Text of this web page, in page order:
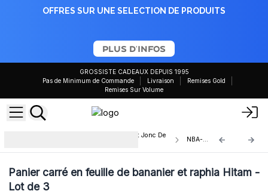
OFFRES SUR UNE SELECTION DE PRODUITS
PLUS D'INFOS
GROSSISTE CADEAUX DEPUIS 1995
Pas de Minimum de Commande
Livraison
Remises Gold
Remises Sur Volume
Panier Carré Feuille De Bananier Et Jonc De
NBA-05
Panier carré en feuille de bananier et raphia Hitam -
Lot de 3